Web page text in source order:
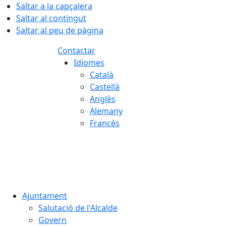
Saltar a la capçalera
Saltar al contingut
Saltar al peu de pàgina
Contactar
Idiomes
Català
Castellà
Anglès
Alemany
Francès
Ajuntament
Salutació de l'Alcalde
Govern